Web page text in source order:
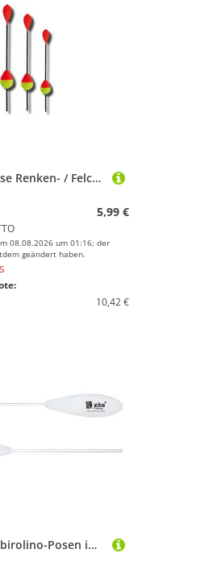
Behr Stipppose Renken- / Felchen-Posen Hegenepose in 3 Längen und Tragkraft von Behr, Der Posenkörper ist auf dem Führungsstab verschiebbar
5,99 €
08.08.2026 um 01:16; der
geändert haben.
10,42 €
Zite Fishing Sbirolino-Posen im Doppelpack | Sbirulino 15g Schwimmend 2 STK | Schlepp-Pose für Forellenangeln mit Teig & Trout Spoon | Aerodynamisches Design für hohe Wurfweiten